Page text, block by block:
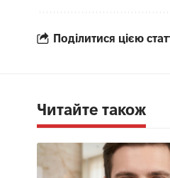
Поділитися цією
Читайте також